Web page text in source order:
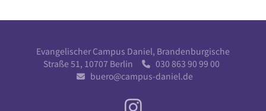
Evangelischer Campus Daniel, Brandenburgische
Straße 51, 10707 Berlin
030 863 90 99 00
 buero@campus-daniel.de